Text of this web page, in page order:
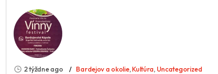
2 týždne ago Bardejov a okolie,Kultúra, Uncategorized